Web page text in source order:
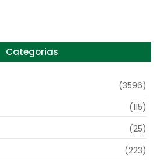
Categorias
(3596)
(115)
(25)
(223)